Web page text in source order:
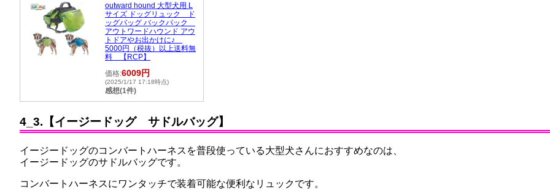
outward hound 大型犬用 L
サイズ ドッグリュック ド
ッグバッグ バックパック
アウトワードハウンド アウ
トドアやお出かけに♪
5000円（税抜）以上送料無
料 【RCP】
価格:6009円
(2025/1/17 17:18時点)
感想(1件)
4_3.【イージードッグ サドルバッグ】
イージードッグのコンバートハーネスを普段使っている大型犬さんにおすすめなのは、
イージードッグのサドルバッグです。
コンバートハーネスにワンタッチで装着可能な便利なリュックです。